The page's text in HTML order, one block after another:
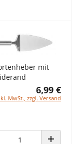
mit
6,99 €
MwSt., zzgl. Versand